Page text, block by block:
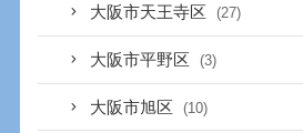
大阪市天王寺区 (27)
大阪市平野区 (3)
大阪市旭区 (10)